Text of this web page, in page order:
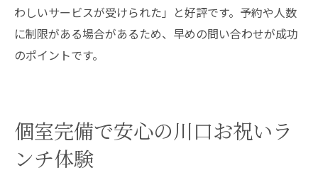
わしいサービスが受けられた」と好評です。予約や人数
に制限がある場合があるため、早めの問い合わせが成功
のポイントです。
個室完備で安心の川口お祝いラ
ンチ体験